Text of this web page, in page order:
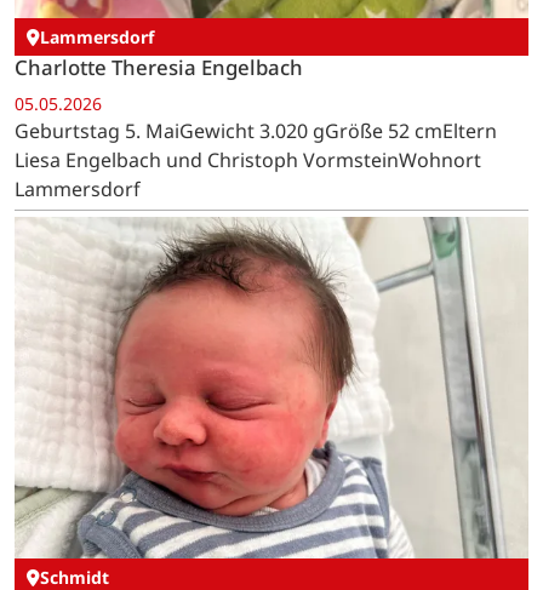
Lammersdorf
Charlotte Theresia Engelbach
05.05.2026
Geburtstag 5. MaiGewicht 3.020 gGröße 52 cmEltern
Liesa Engelbach und Christoph VormsteinWohnort
Lammersdorf
Schmidt